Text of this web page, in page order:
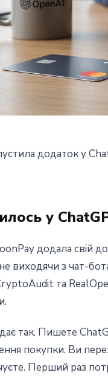
в
р.
2 хв читання
додаток у
у
додала свій
не виходячи з чат-
та
так. Пишете
покупки. Ви
Перший раз